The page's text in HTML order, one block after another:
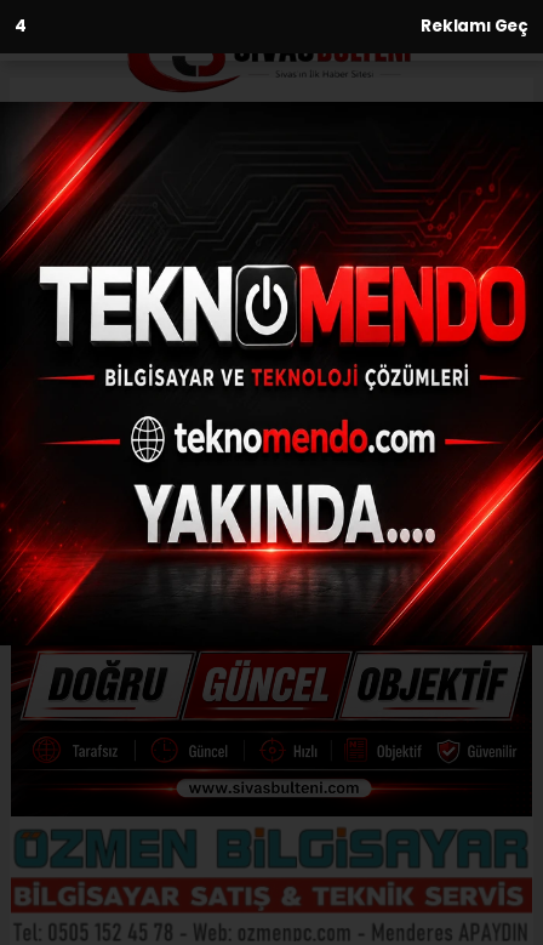
2 Reklamı Geç
Anasayfa Ekonomi
H-ÜFE yıllık yüzde 57,72 arttı
(İHA) - İhlas Haber Ajansı | 30.09.2024 - 10:35, Güncelleme:
30.09.2024 - 10:07
H-ÜFE yıllık yüzde 57,72 arttı
ABONE OL